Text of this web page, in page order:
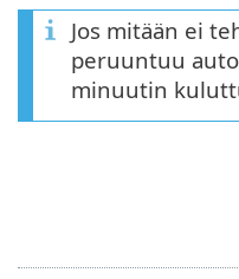
Jos mitään ei
peruuntuu
minuutin